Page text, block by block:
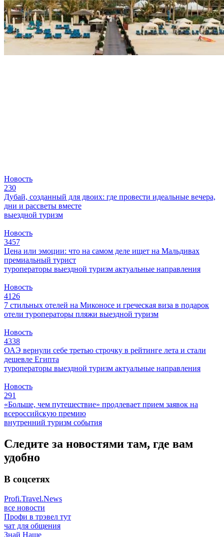
Новость
230
Дубай, созданный для двоих: где провести идеальные вечера,
дни и рассветы вместе
выездной туризм
Новость
3457
Цена или эмоции: что на самом деле ищет на Мальдивах
премиальный турист
туроператоры выездной туризм актуальные направления
Новость
4126
7 стильных отелей на Миконосе и греческая виза в подарок
отели туроператоры пляжи выездной туризм
Новость
4338
ОАЭ вернули себе третью строчку в рейтинге лета и стали
дешевле Египта
туроператоры выездной туризм актуальные направления
Новость
291
«Больше, чем путешествие» продлевает прием заявок на
всероссийскую премию
внутренний туризм события
Следите за новостями там, где вам
удобно
В соцсетях
Profi.Travel.News
все новости
Профи в трэвел тут
чат для общения
Знай Наше